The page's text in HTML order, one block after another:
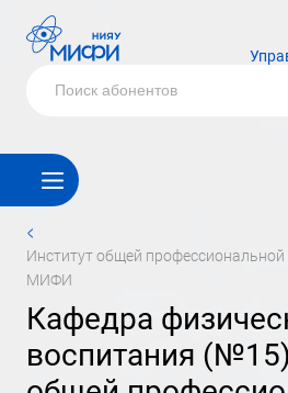
<
институт общей профессиональной подготовки (М) НИЯУ
МИФИ
кафедра физического
воспитания